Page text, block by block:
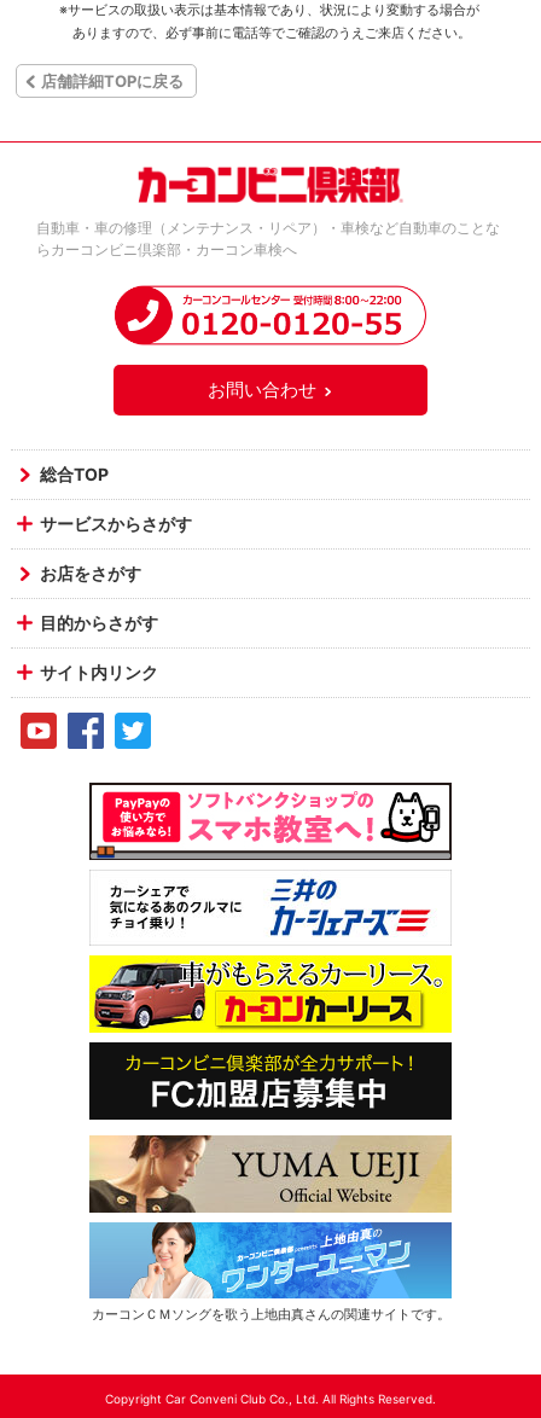
※サービスの取扱い表示は基本情報であり、状況により変動する場合が
ありますので、必ず事前に電話等でご確認のうえご来店ください。
店舗詳細TOPに戻る
自動車・車の修理（メンテナンス・リペア）・車検など自動車のことな
らカーコンビニ倶楽部・カーコン車検へ
お問い合わせ
総合TOP
サービスからさがす
お店をさがす
目的からさがす
サイト内リンク
カーコンＣＭソングを歌う上地由真さんの関連サイトです。
Copyright Car Conveni Club Co., Ltd. All Rights Reserved.